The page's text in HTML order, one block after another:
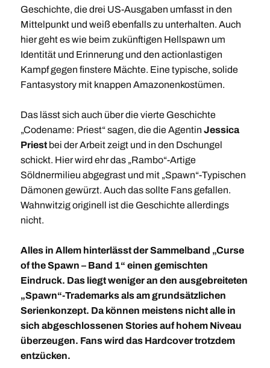
Geschichte, die drei US-Ausgaben umfasst in den
Mittelpunkt und weiß ebenfalls zu unterhalten. Auch
hier geht es wie beim zukünftigen Hellspawn um
Identität und Erinnerung und den actionlastigen
Kampf gegen finstere Mächte. Eine typische, solide
Fantasystory mit knappen Amazonenkostümen.
Das lässt sich auch über die vierte Geschichte
„Codename: Priest“ sagen, die die Agentin Jessica
Priestbei der Arbeit zeigt und in den Dschungel
schickt. Hier wird ehr das „Rambo“-Artige
Söldnermilieu abgegrast und mit „Spawn“-Typischen
Dämonen gewürzt. Auch das sollte Fans gefallen.
Wahnwitzig originell ist die Geschichte allerdings
nicht.
Alles in Allem hinterlässt der Sammelband „Curse
of the Spawn – Band 1“ einen gemischten
Eindruck. Das liegt weniger an den ausgebreiteten
„Spawn“-Trademarks als am grundsätzlichen
Serienkonzept. Da können meistens nicht alle in
sich abgeschlossenen Stories auf hohem Niveau
überzeugen. Fans wird das Hardcover trotzdem
entzücken.